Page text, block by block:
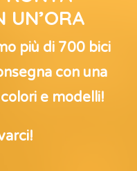
UN’ORA
più di 700 bici
con una
e modelli!